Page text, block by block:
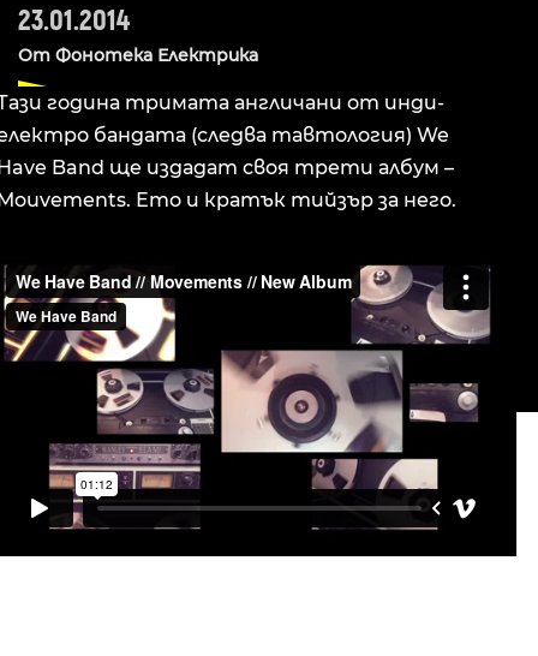
23.01.2014
От Фонотека Електрика
година тримата англичани от инди-
бандата (следва тавтология) We
Band ще издадат своя трети албум –
Ето и кратък тийзър за него.